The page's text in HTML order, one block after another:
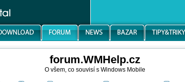
forum.WMHelp.cz
O všem, co souvisí s Windows Mobile